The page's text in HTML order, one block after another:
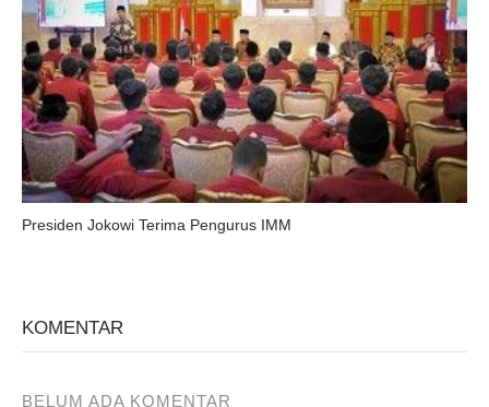
Presiden Jokowi Terima Pengurus IMM
KOMENTAR
BELUM ADA KOMENTAR